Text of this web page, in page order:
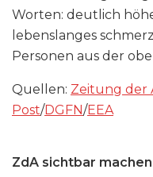
Worten: deutlich
lebenslanges
Personen aus der
Quellen: Zeitung der
Post/DGFN/EEA
ZdA sichtbar